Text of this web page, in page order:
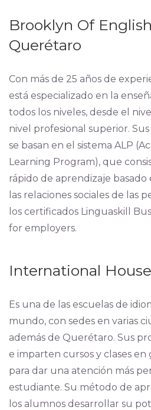
Brooklyn Of
Querétaro
Con más de 25 años de
está especializado en la
todos los niveles, desde el
nivel profesional superior.
se basan en el sistema ALP
Learning Program), que
rápido de aprendizaje
las relaciones sociales de las
los certificados Linguaskill
for employers.
International House
Es una de las escuelas de
mundo, con sedes en varias
además de Querétaro. Sus
e imparten cursos y clases
para dar una atención más
estudiante. Su método de
los alumnos desarrollar su